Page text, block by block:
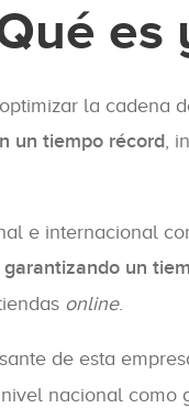
la cadena
un tiempo récord,
e internacional
garantizando un
online.
de esta
nacional